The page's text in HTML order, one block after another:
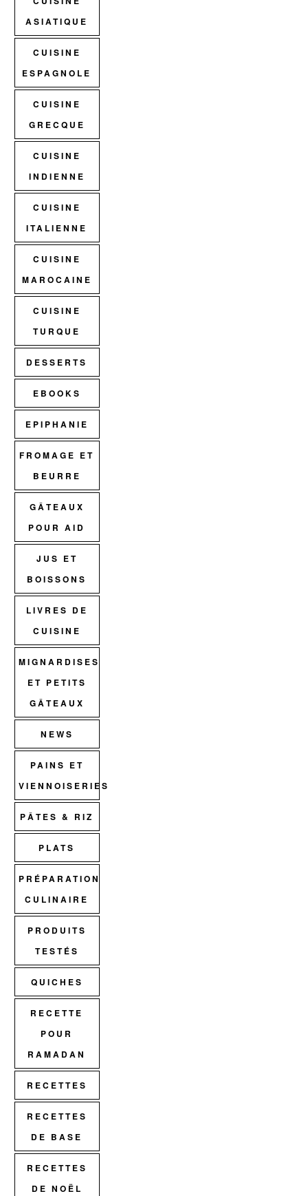
ASIATIQUE
CUISINE
ESPAGNOLE
CUISINE
GRECQUE
CUISINE
INDIENNE
CUISINE
ITALIENNE
CUISINE
MAROCAINE
CUISINE
TURQUE
DESSERTS
EBOOKS
EPIPHANIE
FROMAGE ET
BEURRE
GÂTEAUX
POUR AID
JUS ET
BOISSONS
LIVRES DE
CUISINE
MIGNARDISES
ET PETITS
GÂTEAUX
NEWS
PAINS ET
VIENNOISERIES
PÂTES & RIZ
PLATS
PRÉPARATION
CULINAIRE
PRODUITS
TESTÉS
QUICHES
RECETTE
POUR
RAMADAN
RECETTES
RECETTES
DE BASE
RECETTES
DE NOËL